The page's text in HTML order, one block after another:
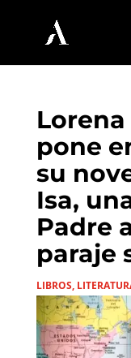
Lorena
pone
su
Isa,
Padre
paraje
LIBROS,